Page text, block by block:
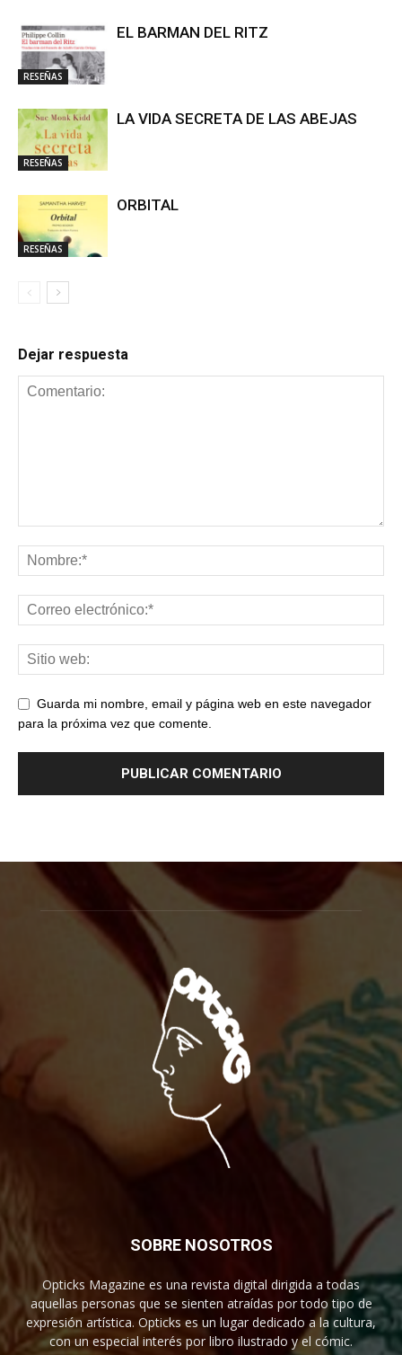
RESEÑAS
EL BARMAN DEL RITZ
RESEÑAS
LA VIDA SECRETA DE LAS ABEJAS
RESEÑAS
ORBITAL
Dejar respuesta
Guarda mi nombre, email y página web en este navegador
para la próxima vez que comente.
SOBRE NOSOTROS
Opticks Magazine es una revista digital dirigida a todas
aquellas personas que se sienten atraídas por todo tipo de
expresión artística. Opticks es un lugar dedicado a la cultura,
con un especial interés por libro ilustrado y el cómic.